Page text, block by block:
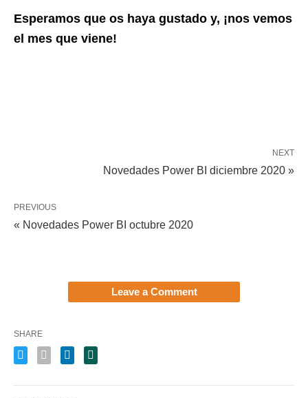
Esperamos que os haya gustado y, ¡nos vemos
el mes que viene!
NEXT
Novedades Power BI diciembre 2020 »
PREVIOUS
« Novedades Power BI octubre 2020
Leave a Comment
SHARE